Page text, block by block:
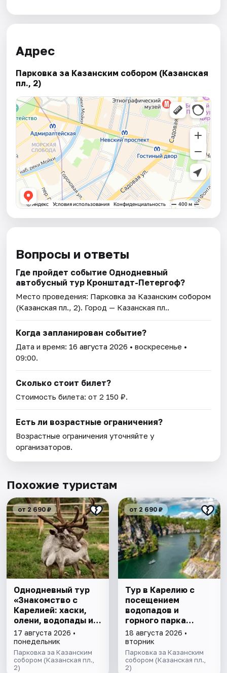
Адрес
Парковка за Казанским собором (Казанская
пл., 2)
Вопросы и ответы
Где пройдет событие Однодневный
автобусный тур Кронштадт-Петергоф?
Место проведения: Парковка за Казанским собором
(Казанская пл., 2). Город — Казанская пл..
Когда запланирован событие?
Дата и время: 16 августа 2026 • воскресенье •
09:00.
Сколько стоит билет?
Стоимость билета: от 2 150 ₽.
Есть ли возрастные ограничения?
Возрастные ограничения уточняйте у
организаторов.
Похожие туристам
от 2 690 ₽
Однодневный тур
«Знакомство с
Карелией: хаски,
олени, водопады и
горный парк
"Рускеала»
17 августа 2026 •
понедельник
Парковка за Казанским
собором (Казанская пл.,
2)
от 2 690 ₽
Тур в Карелию с
посещением
водопадов и
горного парка
«Рускеала»
18 августа 2026 •
вторник
Парковка за Казанским
собором (Казанская пл.,
2)